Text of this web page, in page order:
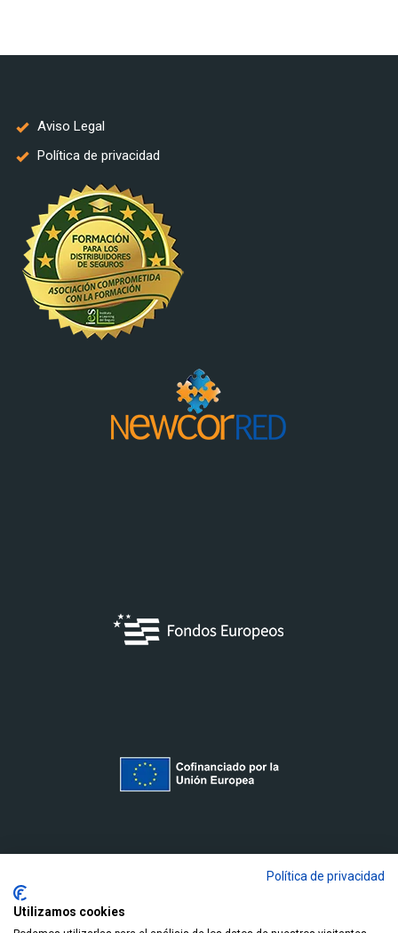
Aviso Legal
Política de privacidad
Política de privacidad
Utilizamos cookies